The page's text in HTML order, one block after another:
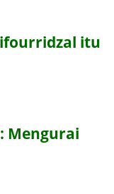
itu
Mengurai